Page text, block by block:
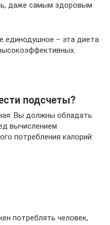
даже самым здоровым
единодушное – эта диета
подсчеты?
Вы должны обладать
вычислением
потребления калорий:
потреблять человек,